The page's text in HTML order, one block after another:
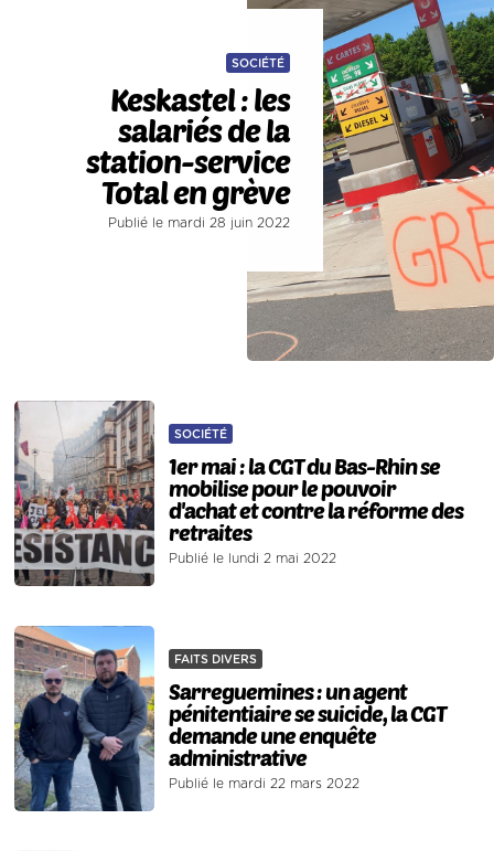
SOCIÉTÉ
Keskastel : les
salariés de la
station-service
Total en grève
Publié le mardi 28 juin 2022
SOCIÉTÉ
1er mai : la CGT du Bas-Rhin se
mobilise pour le pouvoir
d'achat et contre la réforme des
retraites
Publié le lundi 2 mai 2022
FAITS DIVERS
Sarreguemines : un agent
pénitentiaire se suicide, la CGT
demande une enquête
administrative
Publié le mardi 22 mars 2022